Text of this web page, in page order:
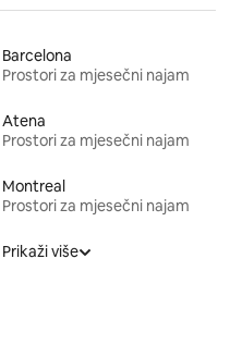
Barcelona
Prostori za mjesečni najam
Atena
Prostori za mjesečni najam
Montreal
Prostori za mjesečni najam
Prikaži više